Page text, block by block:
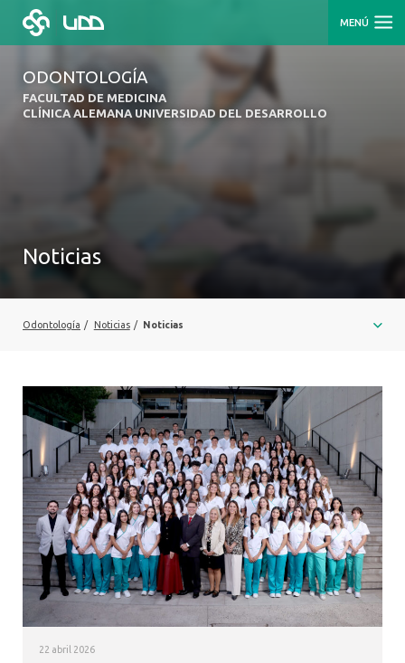
MENÚ
ODONTOLOGÍA
FACULTAD DE MEDICINA
CLÍNICA ALEMANA UNIVERSIDAD DEL DESARROLLO
Noticias
Odontología / Noticias / Noticias
22 abril 2026